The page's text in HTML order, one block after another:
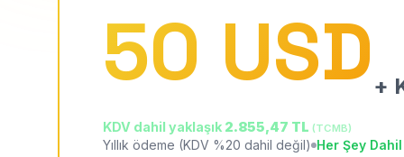
50 USD +
KDV dahil yaklaşık 2.855,47 TL (TCMB)
Yıllık ödeme (KDV %20 dahil değil) Her Şey Dahil